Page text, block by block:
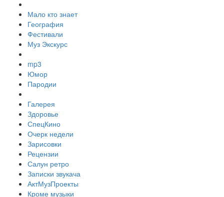
Мало кто знает
География
Фестивали
Муз Экскурс
mp3
Юмор
Пародии
Галерея
Здоровье
СпецКино
Очерк недели
Зарисовки
Рецензии
Салун ретро
Записки звукача
АктМузПроекты
Кроме музыки